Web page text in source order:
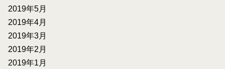
2019年5月
2019年4月
2019年3月
2019年2月
2019年1月